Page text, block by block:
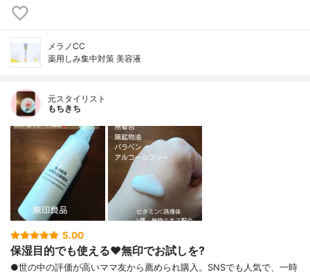
メラノCC
薬用しみ集中対策 美容液
元スタイリスト
もちきち
5.00
保湿目的でも使える♥️無印でお試しを?
●世の中の評価が高いママ友から薦められ購入。SNSでも人気で、一時